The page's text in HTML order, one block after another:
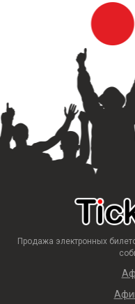
Продажа электронных